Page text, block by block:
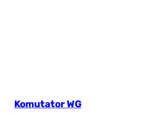
Komutator WG